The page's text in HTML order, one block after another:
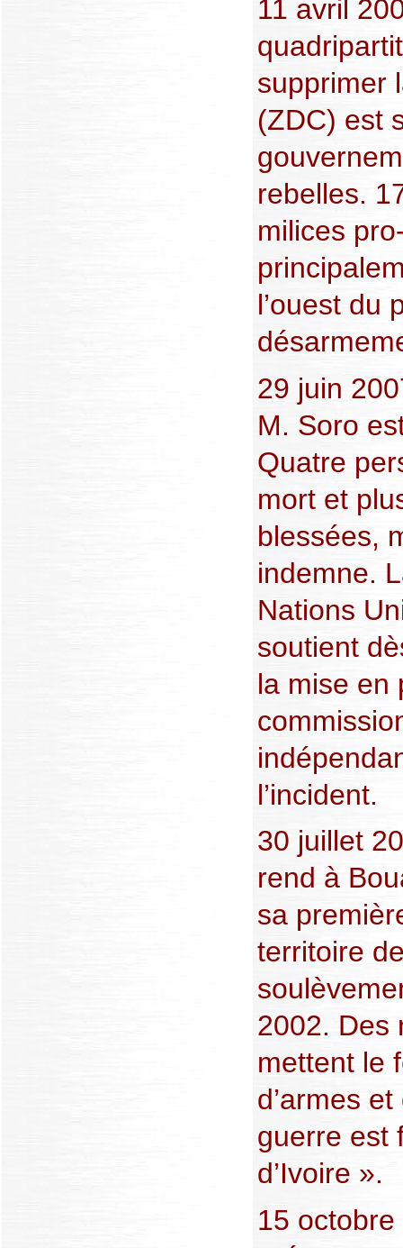
11 avril
supprimer
(ZDC) est
rebelles.
milices
l’ouest du
29 juin
M. Soro
Quatre
mort et
blessées,
indemne.
Nations
soutient
la mise en
l’incident.
30 juillet
rend à
sa
territoire
2002. Des
mettent le
d’armes
guerre est
d’Ivoire ».
15